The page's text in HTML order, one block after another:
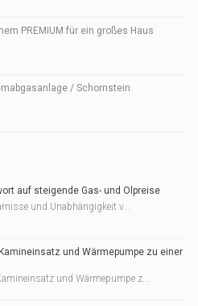
PREMIUM für ein großes Haus
/ Schornstein
Aktueller
auf steigende Gas- und Ölpreise
und Unabhängigkeit v...
und Wärmepumpe zu einer
und Wärmepumpe z...